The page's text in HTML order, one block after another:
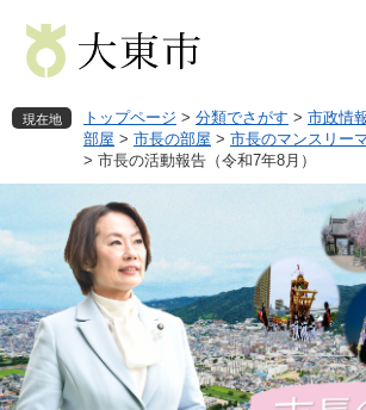
先
す
を
し
本
文
へ
現在地 トップページ > 分類でさがす > 市政情
部屋 > 市長の部屋 > 市長のマンスリー
> 市長の活動報告（令和7年8月）